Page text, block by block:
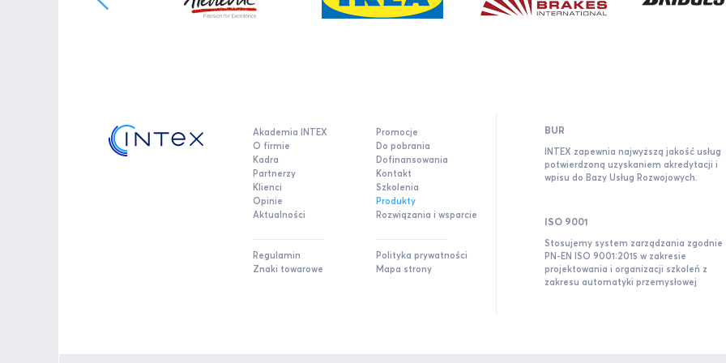
Akademia INTEX
O firmie
Kadra
Partnerzy
Klienci
Opinie
Aktualności
Regulamin
Znaki towarowe
Promocje
Do pobrania
Dofinansowania
Kontakt
Szkolenia
Produkty
Rozwiązania i wsparcie
Polityka prywatności
Mapa strony
BUR
INTEX zapewnia najwyższą jakość usług
potwierdzoną uzyskaniem akredytacji i
wpisu do Bazy Usług Rozwojowych.
ISO 9001
Stosujemy system zarządzania zgodnie
PN-EN ISO 9001:2015 w zakresie
projektowania i organizacji szkoleń z
zakresu automatyki przemysłowej